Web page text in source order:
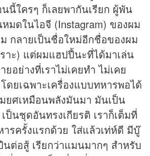
นี้ใครๆ ก็เลยพากันเรียก ผู้พัน
มดในไอจี (Instagram) ของผม
กลายเป็นชื่อใหม่อีกชื่อของผม
าะ) แต่ผมแฮปปี้นะที่ได้มาเล่น
อย่างที่เราไม่เคยทำ ไม่เคย
ดยเฉพาะเครื่องแบบทหารพอได้
ยศเหมือนพลังมันมา มันเป็น
ป็นชุดอันทรงเกียรติ เราก็เต็มที่
รครั้งแรกด้วย ใส่แล้วเท่ห์ดี มีบู๊
ต่อสู้ เรียกว่าแมนมากๆ สำหรับ